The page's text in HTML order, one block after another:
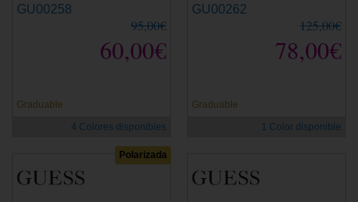
GU00258
95,00€
60,00€
Graduable
4 Colores disponibles
GU00262
125,00€
78,00€
Graduable
1 Color disponible
Polarizada